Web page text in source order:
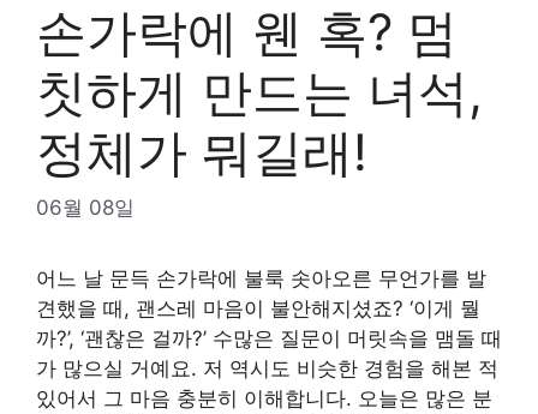
손가락에 웬 혹? 멈
칫하게 만드는 녀석,
정체가 뭐길래!
06월 08일
어느 날 문득 손가락에 불룩 솟아오른 무언가를 발
견했을 때, 괜스레 마음이 불안해지셨죠? ‘이게 뭘
까?’, ‘괜찮은 걸까?’ 수많은 질문이 머릿속을 맴돌 때
가 많으실 거예요. 저 역시도 비슷한 경험을 해본 적
있어서 그 마음 충분히 이해합니다. 오늘은 많은 분